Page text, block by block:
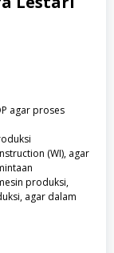
agar proses
(WI), agar
produksi,
agar dalam